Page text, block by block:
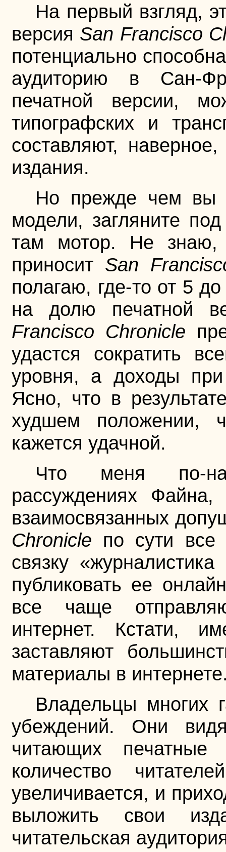
На первый взгляд,
версия San Francisco
потенциально
аудиторию в Сан-
печатной версии,
типографских и
составляют,
издания.
Но прежде чем вы
модели, загляните
там мотор. Не знаю,
приносит San
полагаю, где-то от 5
на долю печатной
Francisco Chronicle
удастся сократить
уровня, а доходы
Ясно, что в
худшем положении,
кажется удачной.
Что меня по-
рассуждениях
взаимосвязанных
Chronicle по сути
связку
публиковать ее
все чаще
интернет. Кстати,
заставляют
материалы в
Владельцы многих
убеждений. Они
читающих печатные
количество
увеличивается, и
выложить свои
читательская